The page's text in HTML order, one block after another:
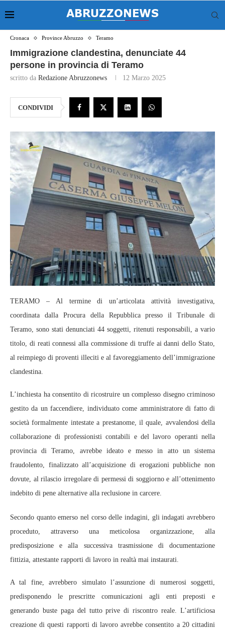
Cronaca Province Abruzzo Teramo
Immigrazione clandestina, denunciate 44
persone in provincia di Teramo
scritto da Redazione Abruzzonews 12 Marzo 2025
CONDIVIDI
TERAMO – Al termine di un’articolata attività investigativa,
coordinata dalla Procura della Repubblica presso il Tribunale di
Teramo, sono stati denunciati 44 soggetti, ritenuti responsabili, a vario
titolo, di reati connessi alla commissione di truffe ai danni dello Stato,
al reimpiego di proventi illeciti e al favoreggiamento dell’immigrazione
clandestina.
L’inchiesta ha consentito di ricostruire un complesso disegno criminoso
gestito da un faccendiere, individuato come amministratore di fatto di
società formalmente intestate a prestanome, il quale, avvalendosi della
collaborazione di professionisti contabili e del lavoro operanti nella
provincia di Teramo, avrebbe ideato e messo in atto un sistema
fraudolento, finalizzato all’acquisizione di erogazioni pubbliche non
dovute, al rilascio irregolare di permessi di soggiorno e all’ottenimento
indebito di pene alternative alla reclusione in carcere.
Secondo quanto emerso nel corso delle indagini, gli indagati avrebbero
proceduto, attraverso una meticolosa organizzazione, alla
predisposizione e alla successiva trasmissione di documentazione
fittizia, attestante rapporti di lavoro in realtà mai instaurati.
A tal fine, avrebbero simulato l’assunzione di numerosi soggetti,
predisponendo le prescritte comunicazioni agli enti preposti e
generando buste paga del tutto prive di riscontro reale. L’artificiosa
creazione di questi rapporti di lavoro avrebbe consentito a 20 cittadini